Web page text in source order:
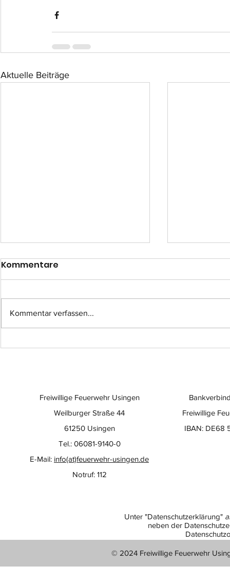
Aktuelle Beiträge
Einsatz-Nr.: 057
Kommentare
Kommentar verfassen...
Freiwillige
IBAN: DE68
Freiwillige Feuerwehr Usingen
Weilburger Straße 44
61250 Usingen
Tel.: 06081-9140-0
E-Mail: info(at)feuerwehr-usingen.de
Notruf: 112
Unter "Datenschutzerklärung"
neben der
© 2024 Freiwillige Feuerwehr